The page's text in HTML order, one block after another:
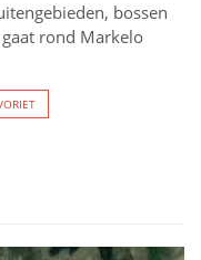
bossen
rond Markelo